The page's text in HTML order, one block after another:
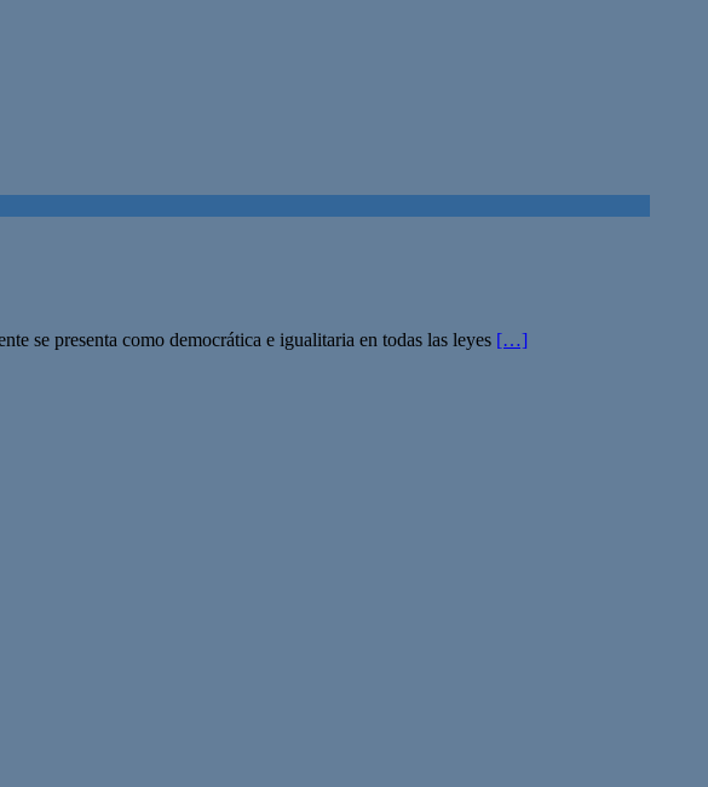
se presenta como democrática e igualitaria en todas las leyes […]